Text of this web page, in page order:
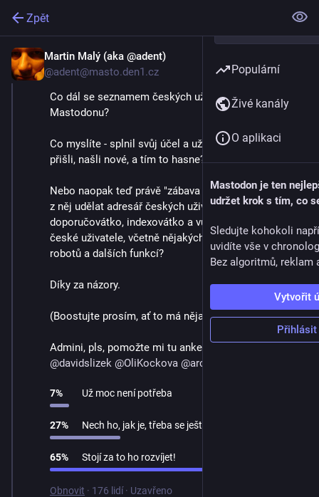
Zpět
Martin Malý (aka @adent)
@adent@masto.den1.cz
Co dál se seznamem českých uživatelů na
Mastodonu?
Co myslíte - splnil svůj účel a už není potřeba? Lidi
přišli, našli nové, a tím to hasne?
Nebo naopak teď právě "zábava začíná" a bylo by fajn
z něj udělat adresář českých uživatelů,
doporučovátko, indexovátko a vůbec styčný bod pro
české uživatele, včetně nějakých plánovačů srazů,
robotů a dalších funkcí?
Díky za názory.
(Boostujte prosím, ať to má nějakou relevanci)
@davidslizek @OliKockova @archos
7% Už moc není potřeba
27% Nech ho, jak je, třeba se ještě někomu hodí
65% Stojí za to ho rozvíjet!
Obnovit · 176 lidí· Uzavřeno
Populární
Živé kanály
O aplikaci
Mastodon je ten
udržet krok s tím, co
Sledujte kohokoli
uvidíte vše v
Bez algoritmů, reklam
Vytvořit
Přihlásit